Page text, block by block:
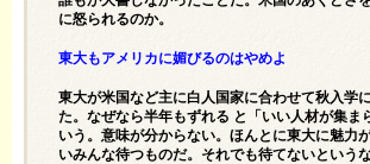
に怒られるのか。
東大もアメリカに媚びるのはやめよ
東大が米国など主に白人国家に合わせて秋入学
た。なぜなら半年もずれる と「いい人材が集ま
いう。意味が分からない。ほんとに東大に魅力
いみんな待つものだ。それでも待てないという